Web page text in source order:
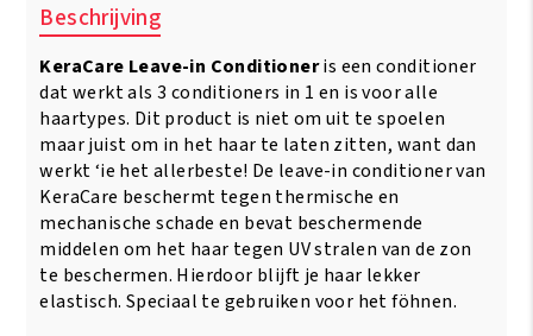
Conditioner
474ml/16oz
aantal
Beschrijving
KeraCare Leave-in Conditioneris een conditioner
dat werkt als 3 conditioners in 1 en is voor alle
haartypes. Dit product is niet om uit te spoelen
maar juist om in het haar te laten zitten, want dan
werkt ‘ie het allerbeste! De leave-in conditioner van
KeraCare beschermt tegen thermische en
mechanische schade en bevat beschermende
middelen om het haar tegen UV stralen van de zon
te beschermen. Hierdoor blijft je haar lekker
elastisch. Speciaal te gebruiken voor het föhnen.